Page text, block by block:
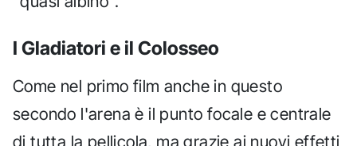
I Gladiatori e il Colosseo
Come nel primo film anche in questo
secondo l'arena è il punto focale e centrale
di tutta la pellicola, ma grazie ai nuovi effetti